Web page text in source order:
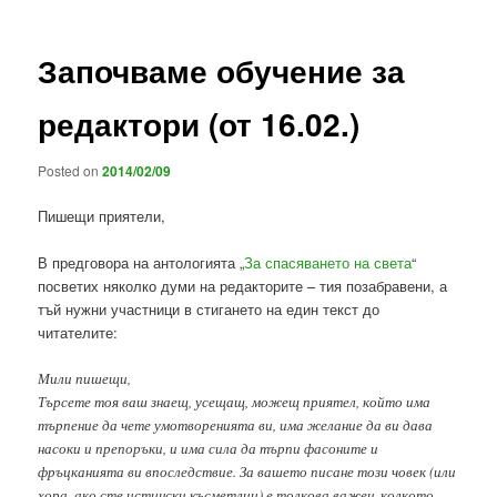
Започваме обучение за
редактори (от 16.02.)
Posted on2014/02/09
Пишещи приятели,
В предговора на антологията „За спасяването на света“
посветих няколко думи на редакторите – тия позабравени, а
тъй нужни участници в стигането на един текст до
читателите:
Мили пишещи,
Търсете тоя ваш знаещ, усещащ, можещ приятел, който има
търпение да чете умотворенията ви, има желание да ви дава
насоки и препоръки, и има сила да търпи фасоните и
фръцканията ви впоследствие. За вашето писане този човек (или